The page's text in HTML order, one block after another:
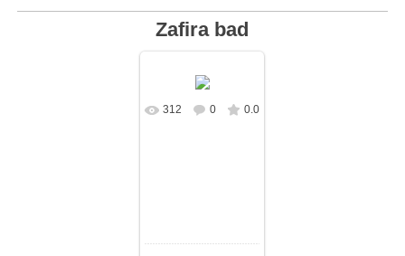
Zafira bad
В реальном
312 0 0.0